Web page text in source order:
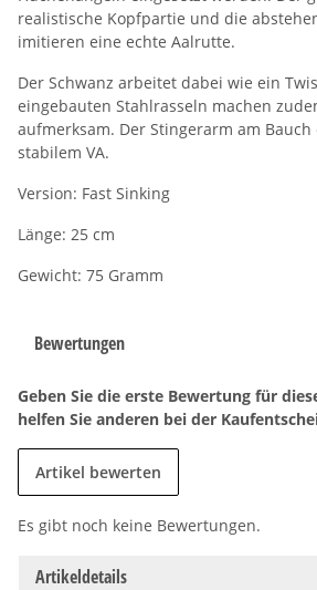
realistische Kopfpartie und die
imitieren eine echte Aalrutte.
Der Schwanz arbeitet dabei wie ein
eingebauten Stahlrasseln machen
aufmerksam. Der Stingerarm am Bauch
stabilem VA.
Version: Fast Sinking
Länge: 25 cm
Gewicht: 75 Gramm
Bewertungen
Geben Sie die erste Bewertung für
helfen Sie anderen bei der
Artikel bewerten
Es gibt noch keine Bewertungen.
Artikeldetails